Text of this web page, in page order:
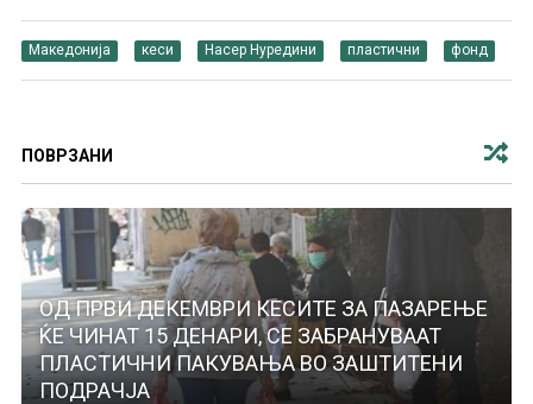
Македонија кеси Насер Нуредини пластични фонд
ПОВРЗАНИ
ОД ПРВИ ДЕКЕМВРИ КЕСИТЕ ЗА ПАЗАРЕЊЕ
ЌЕ ЧИНАТ 15 ДЕНАРИ, СЕ ЗАБРАНУВААТ
ПЛАСТИЧНИ ПАКУВАЊА ВО ЗАШТИТЕНИ
ПОДРАЧЈА